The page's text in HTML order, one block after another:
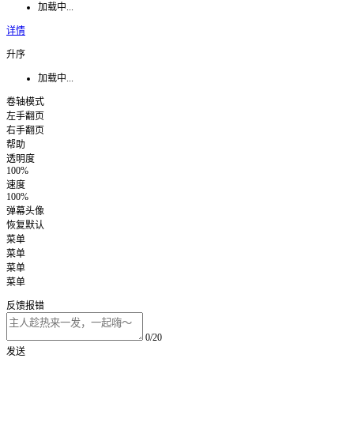
加载中...
详情
升序
加载中...
卷轴模式
左手翻页
右手翻页
帮助
透明度
100%
速度
100%
弹幕头像
恢复默认
菜单
菜单
菜单
菜单
反馈报错
0/20
发送